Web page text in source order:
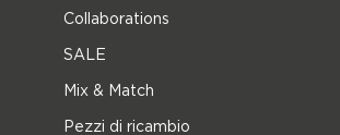
Collaborations
SALE
Mix & Match
Pezzi di ricambio